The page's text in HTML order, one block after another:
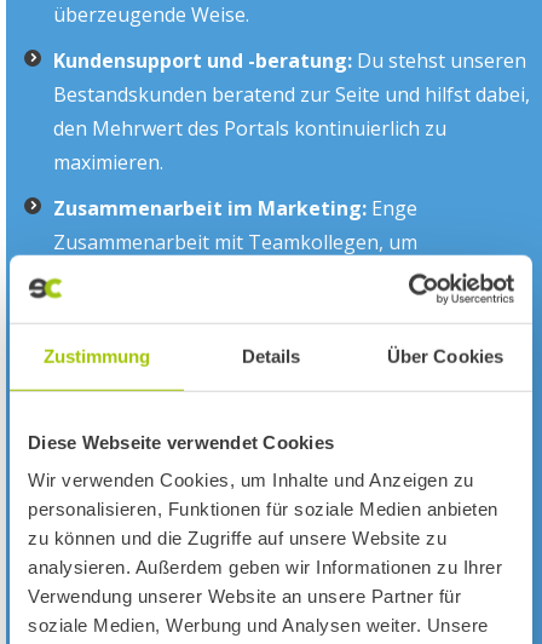
Zustimmung Details Über Cookies
Diese Webseite verwendet Cookies
Wir verwenden Cookies, um Inhalte und Anzeigen zu
personalisieren, Funktionen für soziale Medien anbieten
zu können und die Zugriffe auf unsere Website zu
analysieren. Außerdem geben wir Informationen zu Ihrer
Verwendung unserer Website an unsere Partner für
soziale Medien, Werbung und Analysen weiter. Unsere
überzeugende Weise.
Kundensupport und -beratung: Du stehst unseren
Bestandskunden beratend zur Seite und hilfst dabei,
den Mehrwert des Portals kontinuierlich zu
maximieren.
Zusammenarbeit im Marketing: Enge
Zusammenarbeit mit Teamkollegen, um
Marketingkampagnen und Vertriebsstrategien
aufeinander abzustimmen und die Sichtbarkeit des
Portals zu erhöhen.
Erfolgsmonitoring und Reporting:Du überwachst
dokumentierst Deine Ergebnisse und berichtest
regelmäßig an die Geschäftsführung.
Dein Profil: